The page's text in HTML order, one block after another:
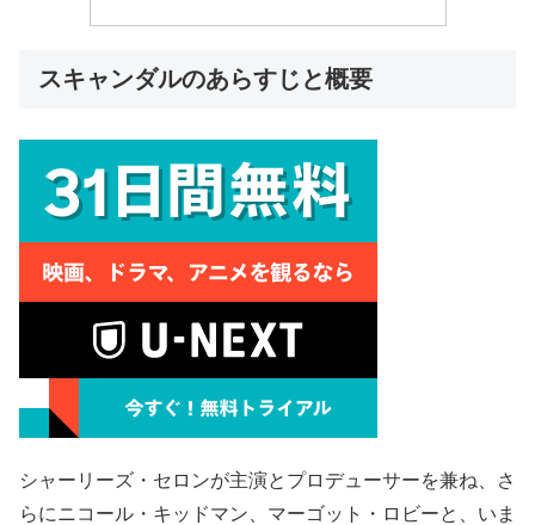
スキャンダルのあらすじと概要
シャーリーズ・セロンが主演とプロデューサーを兼ね、さ
らにニコール・キッドマン、マーゴット・ロビーと、いま